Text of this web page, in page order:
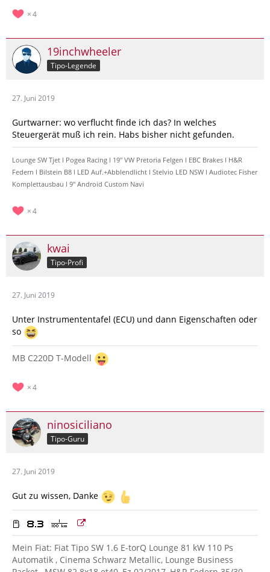
4
19inchwheeler
Tipo-Legende
27. Juni 2019
Gurtwarner: wo verflucht finde ich das? In welches
Steuergerät muß ich rein. Habs bisher nicht gefunden.
Lounge SW Tjet l Pogea Racing l 19" VW Pretoria Felgen l EBC Brakes l H&R
Federn l Bilstein B8 l LED Auf.+Abblendlicht l Stelvio LED NSW l Audiotec Fisher
Komplettausbau l 9" Android Custom Navi
4
kwai
Tipo-Profi
27. Juni 2019
Unter Instrumententafel (ECU) und dann Eigenschaften oder
so
MB C220D T-Modell
4
ninosiciliano
Tipo-Guru
27. Juni 2019
Gut zu wissen, Danke
Mein Fiat: Fiat Tipo SW 1.6 E-torQ Lounge 81 kW 110 Ps
Automatik , Cinema Schwarz Metallic, Lounge Business